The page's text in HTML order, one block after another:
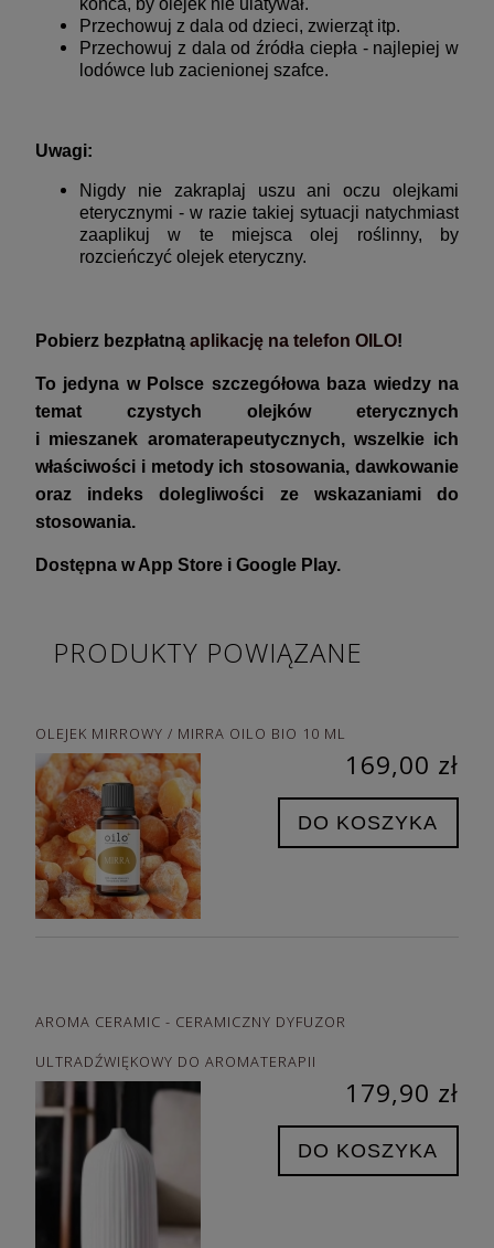
końca, by olejek nie ulatywał.
Przechowuj z dala od dzieci, zwierząt itp.
Przechowuj z dala od źródła ciepła - najlepiej w
lodówce lub zacienionej szafce.
Uwagi:
Nigdy nie zakraplaj uszu ani oczu olejkami
eterycznymi - w razie takiej sytuacji natychmiast
zaaplikuj w te miejsca olej roślinny, by
rozcieńczyć olejek eteryczny.
Pobierz bezpłatną aplikację na telefon OILO!
To jedyna w Polsce szczegółowa baza wiedzy na
temat czystych olejków eterycznych
i mieszanek aromaterapeutycznych, wszelkie ich
właściwości i metody ich stosowania, dawkowanie
oraz indeks dolegliwości ze wskazaniami do
stosowania.
Dostępna w App Store i Google Play.
PRODUKTY POWIĄZANE
OLEJEK MIRROWY / MIRRA OILO BIO 10 ML
169,00 zł
DO KOSZYKA
AROMA CERAMIC - CERAMICZNY DYFUZOR
ULTRADŹWIĘKOWY DO AROMATERAPII
179,90 zł
DO KOSZYKA